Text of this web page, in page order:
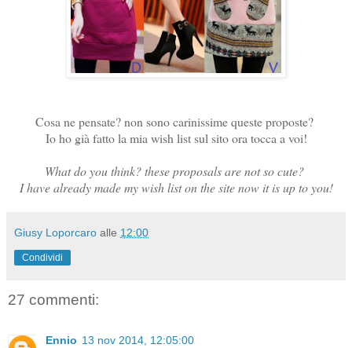
Cosa ne pensate? non sono carinissime queste proposte?
Io ho già fatto la mia wish list sul sito ora tocca a voi!
What do you think? these proposals are not so cute?
I have already made my wish list on the site now it is up to you!
Giusy Loporcaro alle 12:00
Condividi
27 commenti:
Ennio 13 nov 2014, 12:05:00